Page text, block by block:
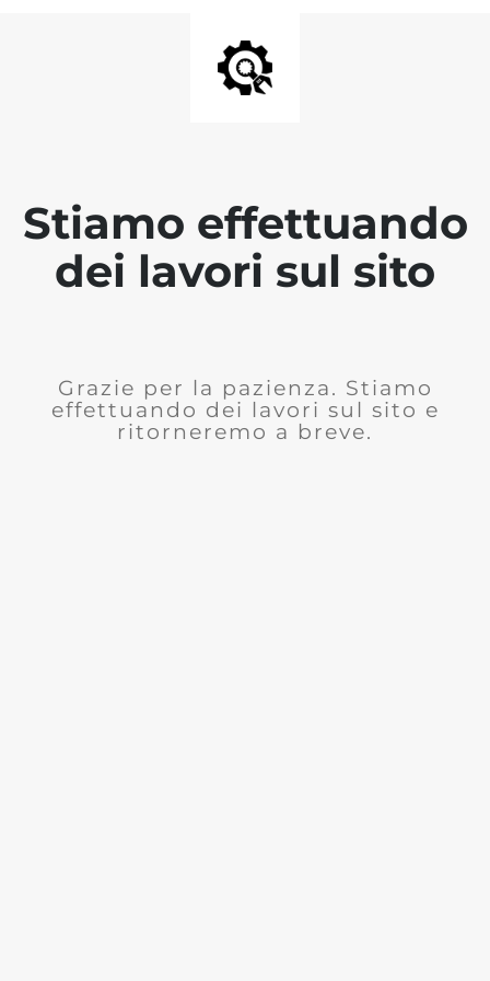
Stiamo effettuando
dei lavori sul sito
Grazie per la pazienza. Stiamo
effettuando dei lavori sul sito e
ritorneremo a breve.